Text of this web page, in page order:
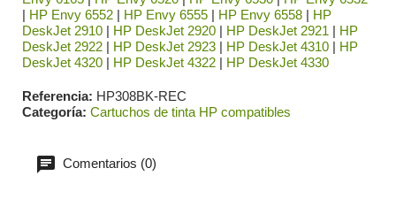
| HP Envy 6552 | HP Envy 6555 | HP Envy 6558 | HP
DeskJet 2910 | HP DeskJet 2920 | HP DeskJet 2921 | HP
DeskJet 2922 | HP DeskJet 2923 | HP DeskJet 4310 | HP
DeskJet 4320 | HP DeskJet 4322 | HP DeskJet 4330
Referencia HP308BK-REC
Categoría Cartuchos de tinta HP compatibles
Comentarios (0)